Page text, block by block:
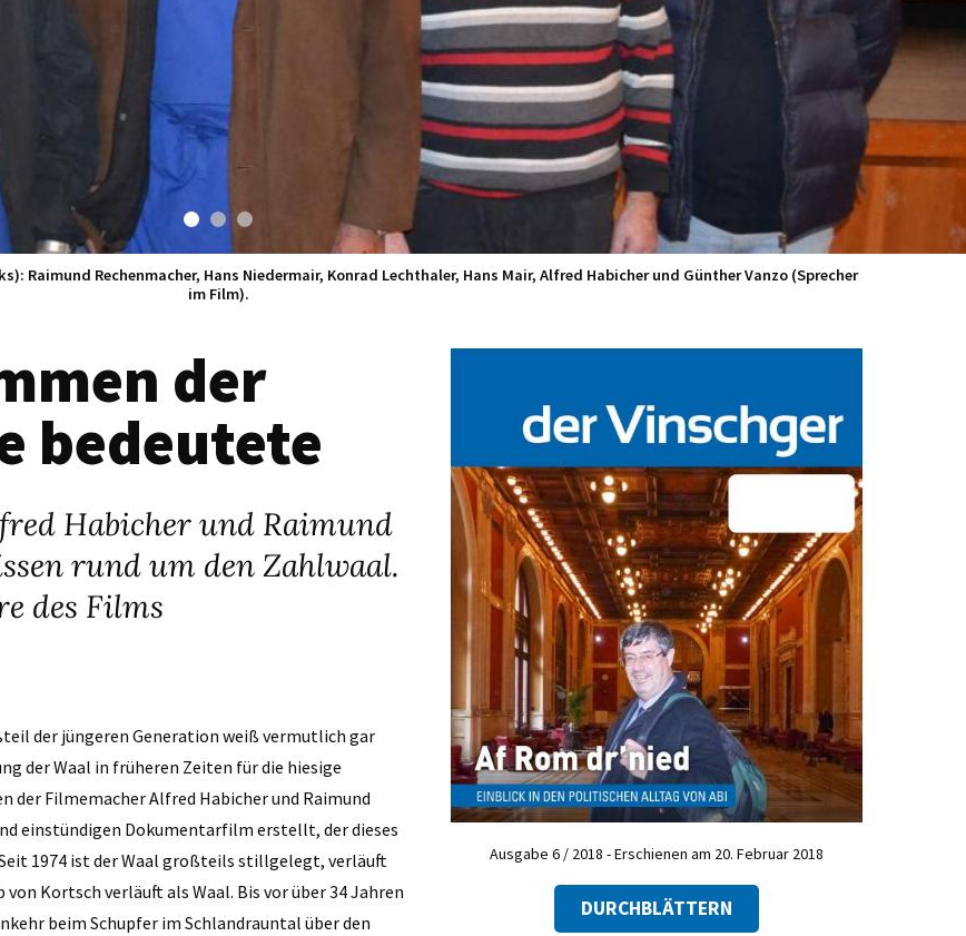
Raimund Rechenmacher, Hans Niedermair, Konrad Lechthaler, Hans Mair, Alfred Habicher und Günther Vanzo (Sprecher
im Film).
der
bedeutete
Habicher und Raimund
rund um den Zahlwaal.
des Films
der jüngeren Generation weiß vermutlich gar
der Waal in früheren Zeiten für die hiesige
der Filmemacher Alfred Habicher und Raimund
einstündigen Dokumentarfilm erstellt, der dieses
1974 ist der Waal großteils stillgelegt, verläuft
Kortsch verläuft als Waal. Bis vor über 34 Jahren
beim Schupfer im Schlandrauntal über den
Ausgabe 6 / 2018 - Erschienen am 20. Februar 2018
DURCHBLÄTTERN